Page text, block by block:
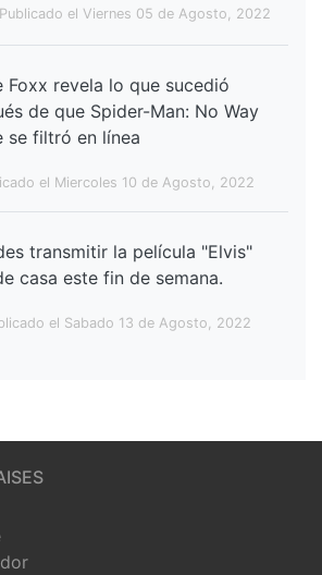
Publicado el Viernes 05 de Agosto, 2022
Foxx revela lo que sucedió
de que Spider-Man: No Way
se filtró en línea
el Miercoles 10 de Agosto, 2022
transmitir la película "Elvis"
casa este fin de semana.
el Sabado 13 de Agosto, 2022